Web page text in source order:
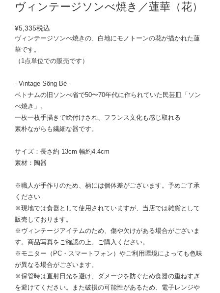
ヴィンテージソンべ焼き／蓮華（花）
¥5,335税込
ヴィンテージソンべ焼きの、白地にモノトーンの花が描かれた蓮
華です。
（1点単位での販売です）
- Vintage Sông Bé -
ベトナムの旧ソンべ省で50〜70年代に作られていた民芸皿「ソン
べ焼き」。
一枚一枚手描きで絵付けされ、フランス文化も感じ取れる
素朴ながらも繊細な器です。
サイズ：長さ約 13cm 幅約4.4cm
素材：陶器
※職人が手作りのため、柄には個体差がございます。予めご了承
ください
※現地では食器として使用されていますが、当店では雑貨として
販売しております。
※ヴィンテージアイテムのため、傷や欠けがある場合がございま
す。商品写真をご確認の上、ご購入ください。
※モニター（PC・スマートフォン）やご利用環境によっても色味
が異なる場合がございます。
※保管時は直射日光を避け、ダメージを防ぐため食器の重ねすぎ
を避けてください。また破損の可能性があるため、電子レンジや